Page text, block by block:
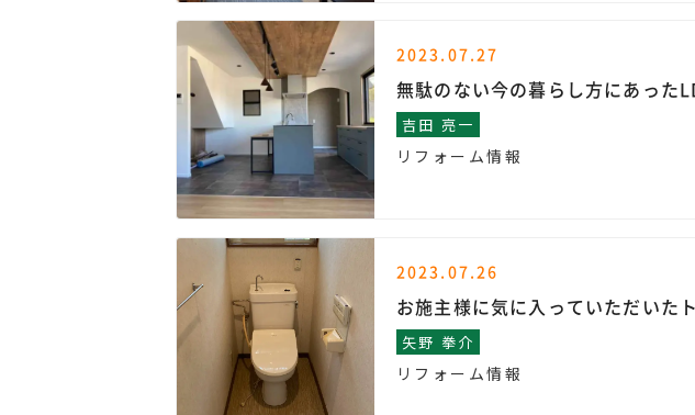
2023.07.27
無駄のない今の暮らし方にあった
吉田 亮一
リフォーム情報
2023.07.26
お施主様に気に入っていただいた
矢野 拳介
リフォーム情報